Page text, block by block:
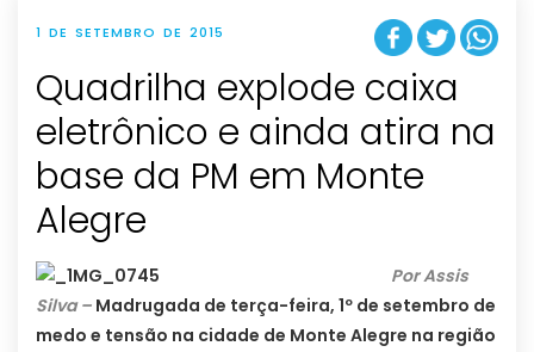
1 DE SETEMBRO DE 2015
Quadrilha explode caixa
eletrônico e ainda atira na
base da PM em Monte
Alegre
Por Assis
Silva – Madrugada de terça-feira, 1º de setembro de
medo e tensão na cidade de Monte Alegre na região